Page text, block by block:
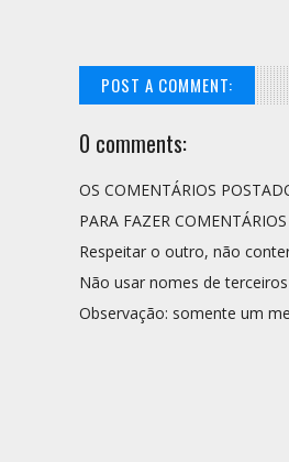
POST A COMMENT:
0 comments:
OS COMENTÁRIOS
PARA FAZER
Respeitar o outro, não
Não usar nomes de
Observação: somente um